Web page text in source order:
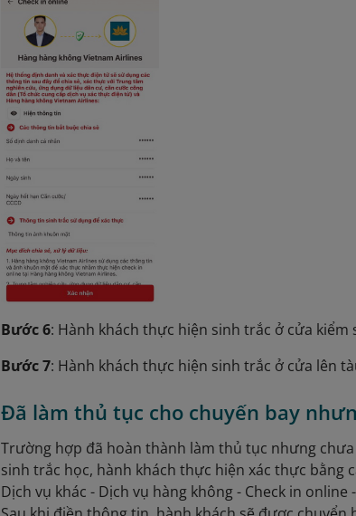
Bước 6: Hành khách thực hiện sinh trắc ở cửa kiểm
Bước 7: Hành khách thực hiện sinh trắc ở cửa lên
Đã làm thủ tục cho chuyến bay
Trường hợp đã hoàn thành làm thủ tục nhưng
sinh trắc học, hành khách thực hiện xác thực bằng
Dịch vụ khác - Dịch vụ hàng không - Check in